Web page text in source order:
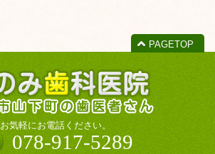
PAGETOP
お気軽にお電話ください。
078-917-5289